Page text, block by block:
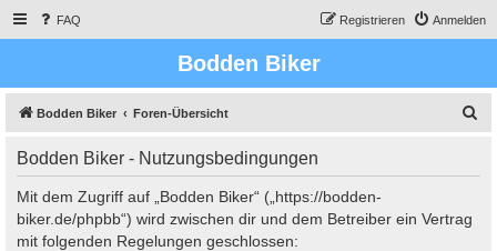
FAQ Anmelden
Registrieren
Bodden Biker
Bodden Biker Foren-Übersicht
Bodden Biker - Nutzungsbedingungen
Mit dem Zugriff auf „Bodden Biker“ („https://bodden-
biker.de/phpbb“) wird zwischen dir und dem Betreiber ein Vertrag
mit folgenden Regelungen geschlossen: